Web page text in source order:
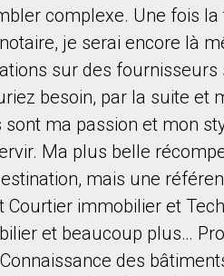
complexe. Une fois
je serai encore là
sur des
besoin, par la suite et
ma passion et mon
Ma plus belle
mais une
immobilier et
et beaucoup plus…
des